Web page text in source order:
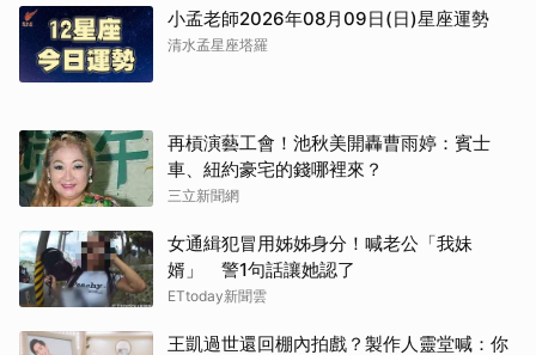
小孟老師2026年08月09日(日)星座運勢
清水孟星座塔羅
再槓演藝工會！池秋美開轟曹雨婷：賓士
車、紐約豪宅的錢哪裡來？
三立新聞網
女通緝犯冒用姊姊身分！喊老公「我妹
婿」 警1句話讓她認了
ETtoday新聞雲
王凱過世還回棚內拍戲？製作人靈堂喊：你